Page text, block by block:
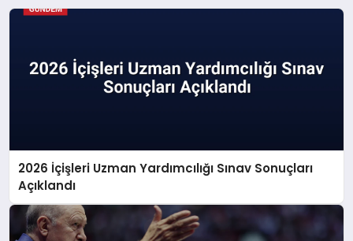
2026 İçişleri Uzman Yardımcılığı Sınav Sonuçları
Açıklandı